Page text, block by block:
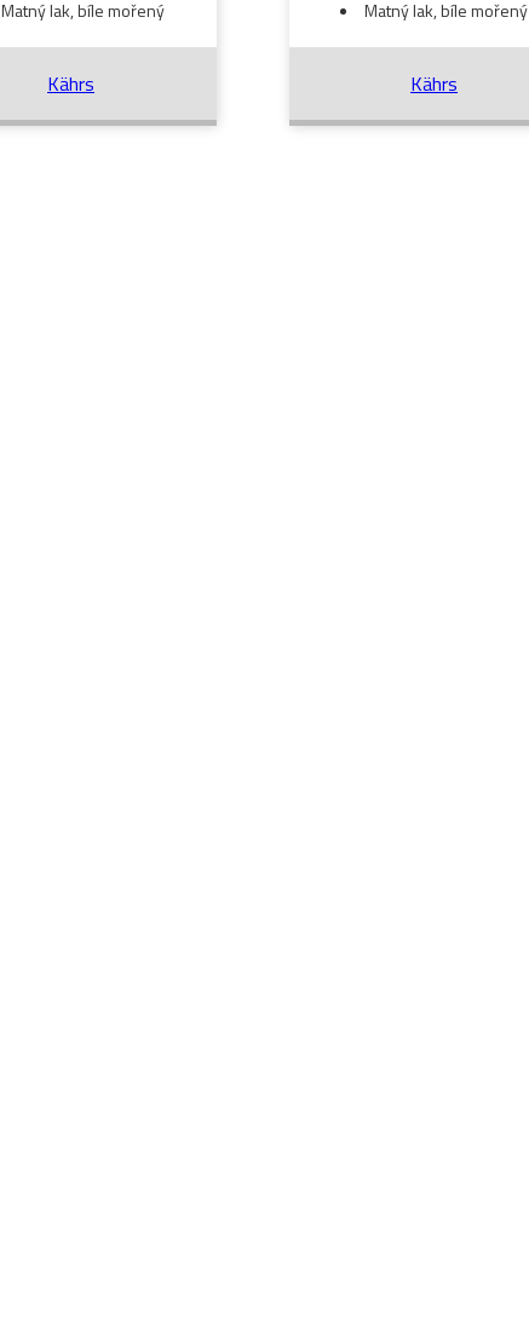
Matný lak, bíle mořený
Kährs
Matný lak, bíle mořený
Kährs